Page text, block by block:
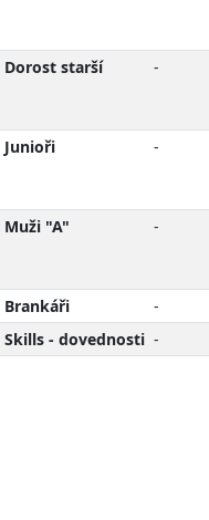
Dorost starší -
Junioři -
Muži "A" -
Brankáři -
Skills - dovednosti -